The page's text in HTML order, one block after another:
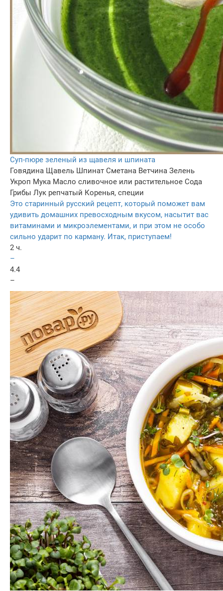
Суп-пюре зеленый из щавеля и шпината
Говядина Щавель Шпинат Сметана Ветчина Зелень
Укроп Мука Масло сливочное или растительное Сода
Грибы Лук репчатый Коренья, специи
Это старинный русский рецепт, который поможет вам
удивить домашних превосходным вкусом, насытит вас
витаминами и микроэлементами, и при этом не особо
сильно ударит по карману. Итак, приступаем!
2 ч.
–
4.4
–